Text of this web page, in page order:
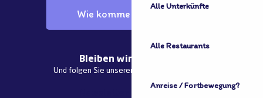
Alle Unterkünfte
Alle Restaurants
Anreise / Fortbewegung?
Wie komme ich dorthin?
Bleiben wir in Kontakt
Und folgen Sie unseren aktuellen Nachrichten
Newsletter abonnieren